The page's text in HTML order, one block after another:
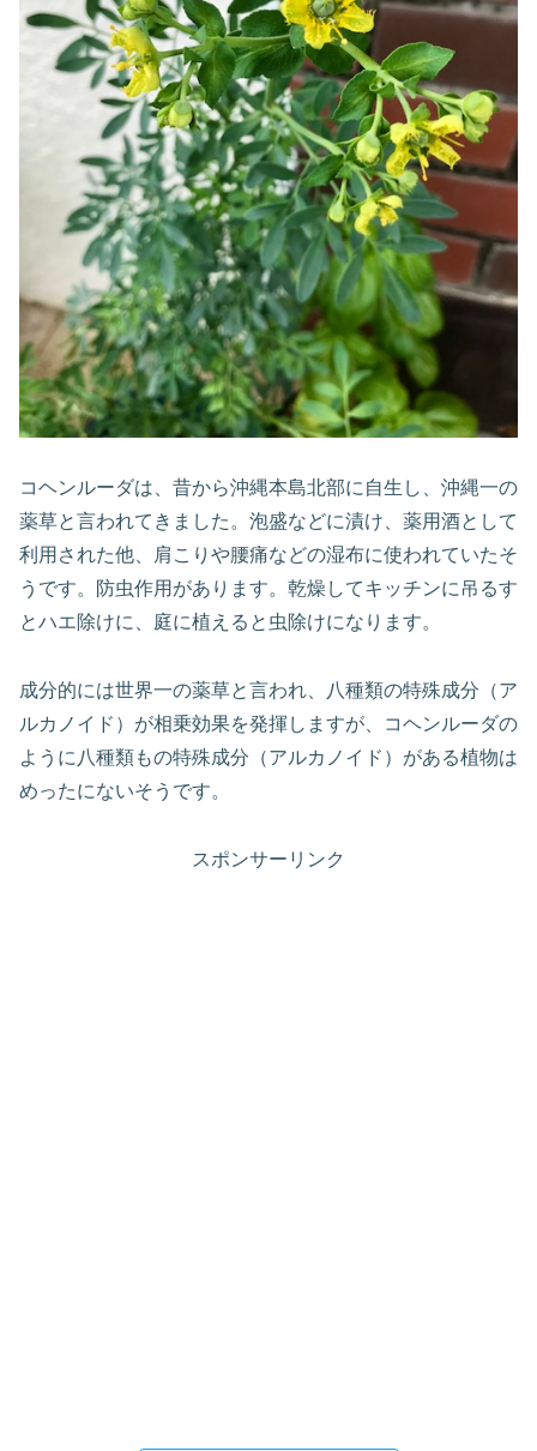
コヘンルーダは、昔から沖縄本島北部に自生し、沖縄一の
薬草と言われてきました。泡盛などに漬け、薬用酒として
利用された他、肩こりや腰痛などの湿布に使われていたそ
うです。防虫作用があります。乾燥してキッチンに吊るす
とハエ除けに、庭に植えると虫除けになります。
成分的には世界一の薬草と言われ、八種類の特殊成分（ア
ルカノイド）が相乗効果を発揮しますが、コヘンルーダの
ように八種類もの特殊成分（アルカノイド）がある植物は
めったにないそうです。
スポンサーリンク